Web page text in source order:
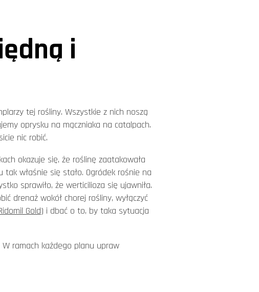
i
tej rośliny. Wszystkie z nich noszą
oprysku na mączniaka na catalpach.
nic robić.
okazuje się, że roślinę zaatakowała
właśnie się stało. Ogródek rośnie na
sprawiło, że werticilioza się ujawniła.
drenaż wokół chorej rośliny, wyłączyć
Gold) i dbać o to, by taka sytuacja
ramach każdego planu upraw